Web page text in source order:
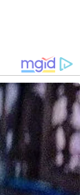
ติตามที่สภาผู้
ต้องแก้ไข
ทนราษฏรหรือ